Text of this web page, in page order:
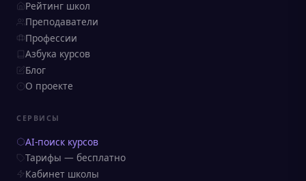
Рейтинг школ
Преподаватели
Профессии
Азбука курсов
Блог
О проекте
СЕРВИСЫ
AI-поиск курсов
Тарифы — бесплатно
Кабинет школы